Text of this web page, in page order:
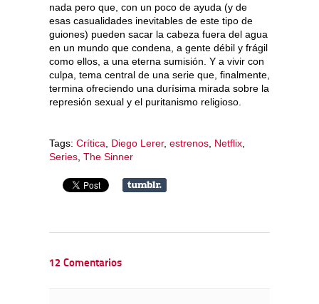
nada pero que, con un poco de ayuda (y de
esas casualidades inevitables de este tipo de
guiones) pueden sacar la cabeza fuera del agua
en un mundo que condena, a gente débil y frágil
como ellos, a una eterna sumisión. Y a vivir con
culpa, tema central de una serie que, finalmente,
termina ofreciendo una durísima mirada sobre la
represión sexual y el puritanismo religioso.
Tags: Crítica Diego Lerer, estrenos Netflix
Series The Sinner
12 Comentarios